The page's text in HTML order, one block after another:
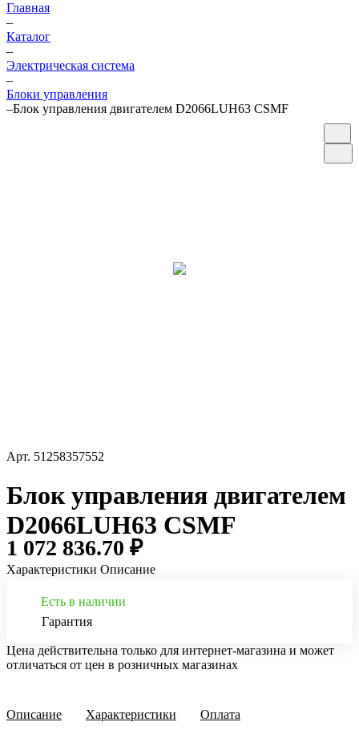
Главная
–
Каталог
–
Электрическая система
–
Блоки управления
–Блок управления двигателем D2066LUH63 CSMF
Арт. 51258357552
Блок управления двигателем
D2066LUH63 CSMF
1 072 836.70 ₽
Характеристики Описание
Есть в наличии
Гарантия
Цена действительна только для интернет-магазина и может
отличаться от цен в розничных магазинах
Описание Характеристики Оплата